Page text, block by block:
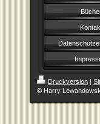
Druckversion |
© Harry